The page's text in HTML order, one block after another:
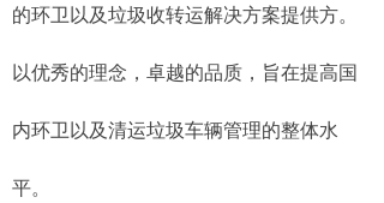
的环卫以及垃圾收转运解决方案提供方。
以优秀的理念，卓越的品质，旨在提高国
内环卫以及清运垃圾车辆管理的整体水
平。